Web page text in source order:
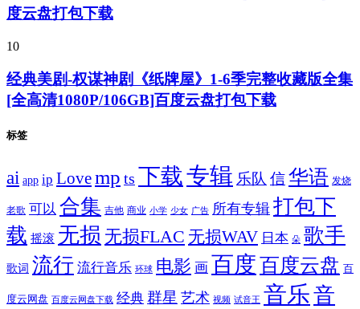
度云盘打包下载
10
经典美剧-权谋神剧《纸牌屋》1-6季完整收藏版全集
[全高清1080P/106GB]百度云盘打包下载
标签
ai app ip Lovemp ts 下载专辑 乐队 信华语 发烧
老歌 可以 合集 吉他 商业 小学 少女 广告 所有专辑 打包下
载 摇滚 无损 无损FLAC 无损WAV 日本 朵 歌手
歌词 流行 流行音乐 环球 电影 画 百度百度云盘 百
度云网盘 百度云网盘下载 经典 群星 艺术 视频 试音王 音乐音